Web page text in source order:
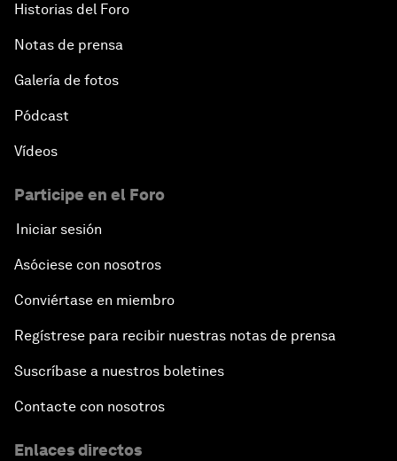
Historias del Foro
Notas de prensa
Galería de fotos
Pódcast
Vídeos
Participe en el Foro
Iniciar sesión
Asóciese con nosotros
Conviértase en miembro
Regístrese para recibir nuestras notas de prensa
Suscríbase a nuestros boletines
Contacte con nosotros
Enlaces directos